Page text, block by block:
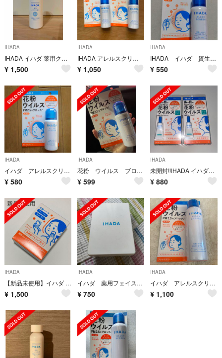
IHADA
IHADA イハダ 薬用クリアローション 化粧水
¥ 1,500
IHADA
IHADA アレルスクリーン EX 50g 2個
¥ 1,050
IHADA
IHADA イハダ 資生堂 アレルスクリーン 未使用未開封 50g
¥ 550
IHADA
イハダ アレルスクリーン EX 50g 花粉スプレー
¥ 580
IHADA
花粉 ウイルス ブロック IHADA スプレー イハダ
¥ 599
IHADA
未開封‼️IHADA イハダ アレルスクリーンジェル クールEX ２個セット
¥ 880
IHADA
【新品未使用】イハダ 薬用フェイスプロテクトパウダー(9g)
¥ 1,500
IHADA
イハダ 薬用フェイスプロテクトパウダー
¥ 750
IHADA
イハダ アレルスクリーンEX 100g 未開封
¥ 1,100